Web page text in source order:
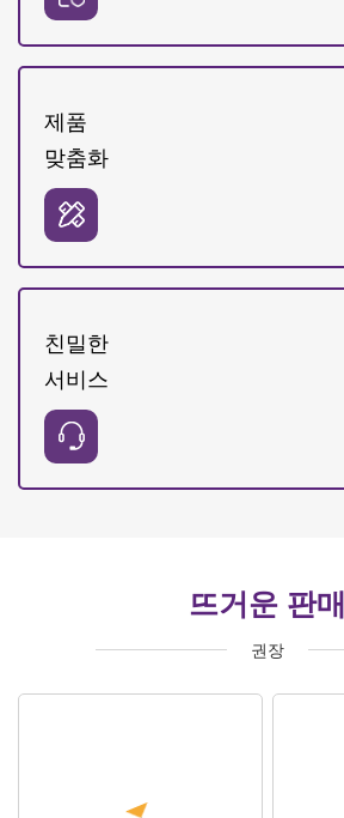
제품
맞춤화
친밀한
서비스
뜨거운 판매
권장